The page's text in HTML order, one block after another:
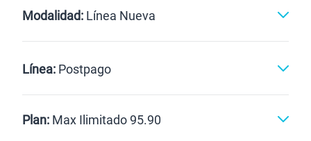
256GB
Modalidad: Línea Nueva
Renovación Celular liberado
Línea: Postpago
Postpago
Plan: Max Ilimitado 95.90